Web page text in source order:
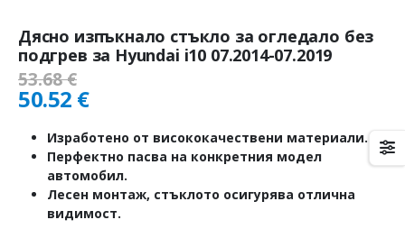
Дясно изпъкнало стъкло за огледало без
подгрев за Hyundai i10 07.2014-07.2019
53.68€
50.52 €
Изработено от висококачествени материали.
Перфектно пасва на конкретния модел
автомобил.
Лесен монтаж, стъклото осигурява отлична
видимост.